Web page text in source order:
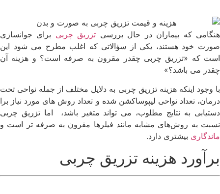
هنگامی که بیماران در حال بررسی تزریق چربی برای جوانسازی
صورت خود هستند، یکی از سؤالاتی که اغلب مطرح می شود این
است که «تزریق چربی چقدر مقرون به صرفه است؟ و هزینه آن
چقدر می باشد؟»
با وجود اینکه هزینه تزریق چربی به دلایل مختلف از جمله نواحی تحت
درمان، تعداد نواحی لیپوساکشن شده و تعداد روش های مورد نیاز برا
دستیابی به نتایج مطلوب، می تواند متغیر باشد، اما تزریق چربی
نسبت به روش‌های مشابه مانند فیلرها مقرون به صرفه تر است و
ماندگاری بیشتری دارد.
برآورد هزینه تزریق چربی